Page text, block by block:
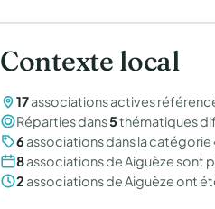
Contexte local
17associations actives
Réparties dans5thématiques
6 associations dans la catégorie
8associations de Aiguèze sont
2 associations de Aiguèze ont